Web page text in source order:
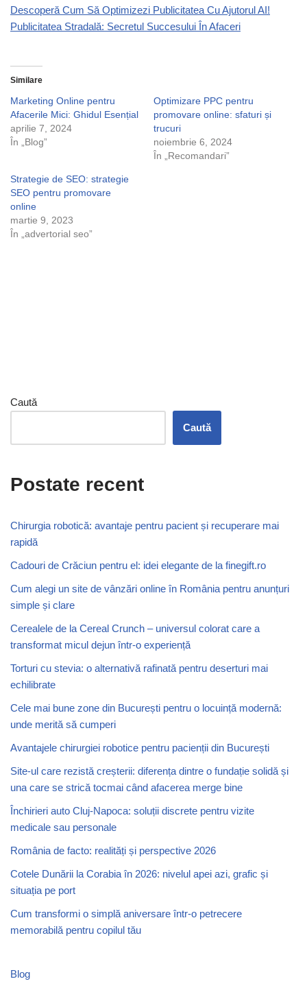
Descoperă Cum Să Optimizezi Publicitatea Cu Ajutorul AI!
Publicitatea Stradală: Secretul Succesului În Afaceri
Similare
Marketing Online pentru
Afacerile Mici: Ghidul Esențial
aprilie 7, 2024
În „Blog”
Optimizare PPC pentru
promovare online: sfaturi și
trucuri
noiembrie 6, 2024
În „Recomandari”
Strategie de SEO: strategie
SEO pentru promovare
online
martie 9, 2023
În „advertorial seo”
Caută
Caută
Postate recent
Chirurgia robotică: avantaje pentru pacient și recuperare mai
rapidă
Cadouri de Crăciun pentru el: idei elegante de la finegift.ro
Cum alegi un site de vânzări online în România pentru anunțuri
simple și clare
Cerealele de la Cereal Crunch – universul colorat care a
transformat micul dejun într-o experiență
Torturi cu stevia: o alternativă rafinată pentru deserturi mai
echilibrate
Cele mai bune zone din București pentru o locuință modernă:
unde merită să cumperi
Avantajele chirurgiei robotice pentru pacienții din București
Site-ul care rezistă creșterii: diferența dintre o fundație solidă și
una care se strică tocmai când afacerea merge bine
Închirieri auto Cluj-Napoca: soluții discrete pentru vizite
medicale sau personale
România de facto: realități și perspective 2026
Cotele Dunării la Corabia în 2026: nivelul apei azi, grafic și
situația pe port
Cum transformi o simplă aniversare într-o petrecere
memorabilă pentru copilul tău
Blog